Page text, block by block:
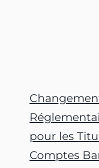
pour les
Comptes